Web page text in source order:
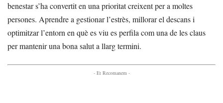
benestar s’ha convertit en una prioritat creixent per a moltes
persones. Aprendre a gestionar l’estrès, millorar el descans i
optimitzar l’entorn en què es viu es perfila com una de les claus
per mantenir una bona salut a llarg termini.
- Et Recomanem -